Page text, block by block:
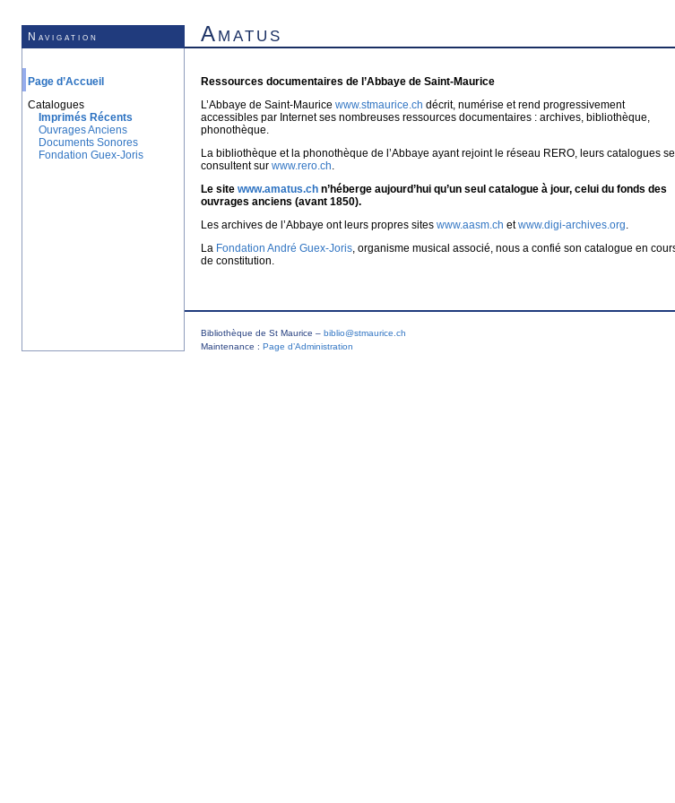
Navigation Amatus
Page d’Accueil
Catalogues
Imprimés Récents
Ouvrages Anciens
Documents Sonores
Fondation Guex-Joris
Ressources documentaires de l’Abbaye de Saint-Maurice
L’Abbaye de Saint-Maurice www.stmaurice.ch décrit, numérise et rend progressivement
accessibles par Internet ses nombreuses ressources documentaires : archives, bibliothèque,
phonothèque.
La bibliothèque et la phonothèque de l’Abbaye ayant rejoint le réseau RERO, leurs catalogues se
consultent sur www.rero.ch.
Le site www.amatus.ch n’héberge aujourd’hui qu’un seul catalogue à jour, celui du fonds des
ouvrages anciens (avant 1850).
Les archives de l’Abbaye ont leurs propres sites www.aasm.ch etwww.digi-archives.org.
La Fondation André Guex-Joris, organisme musical associé, nous a confié son catalogue en
de constitution.
Bibliothèque de St Maurice – biblio@stmaurice.ch
Maintenance : Page d’Administration